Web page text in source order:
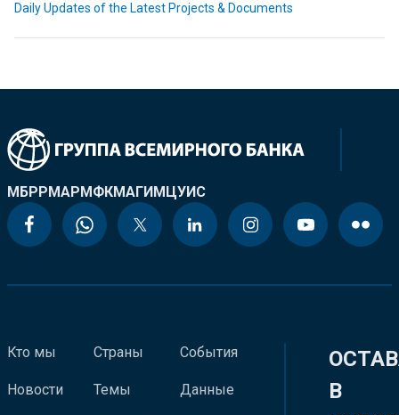
Daily Updates of the Latest Projects & Documents
МБРРМАРМФКМАГИМЦУИС
Кто мы
Новости
Страны
Темы
События
Данные
В